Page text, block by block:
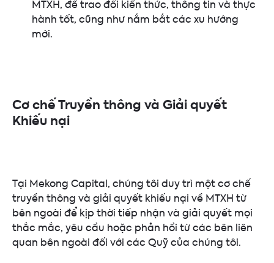
MTXH, để trao đổi kiến thức, thông tin và thực
hành tốt, cũng như nắm bắt các xu hướng
mới.
Cơ chế Truyền thông và Giải quyết
Khiếu nại
Tại Mekong Capital, chúng tôi duy trì một cơ chế
truyền thông và giải quyết khiếu nại về MTXH từ
bên ngoài để kịp thời tiếp nhận và giải quyết mọi
thắc mắc, yêu cầu hoặc phản hồi từ các bên liên
quan bên ngoài đối với các Quỹ của chúng tôi.